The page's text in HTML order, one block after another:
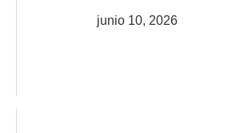
junio 10, 2026